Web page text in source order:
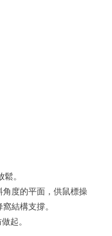
。
度的平面，供鼠標操
結構支撐。
起。